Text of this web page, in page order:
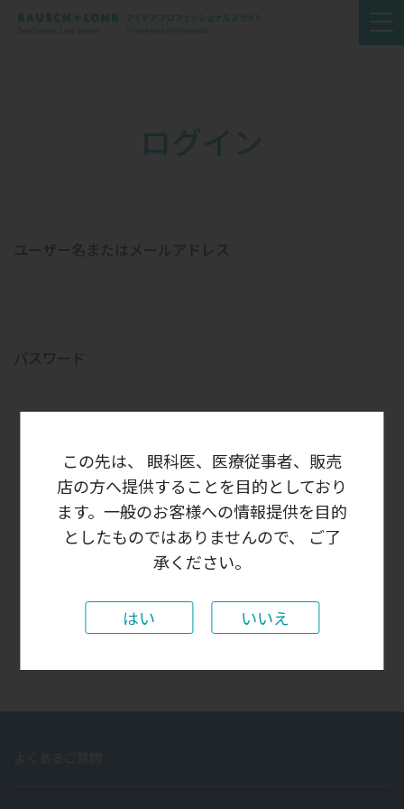
ログイン
ログイン状態を保存する
パスワードをお忘れの場合
はじめての方はこちら新規ユーザー登録
この先は、 眼科医、医療従事者、販売
店の方へ提供することを目的としており
ます。一般のお客様への情報提供を目的
としたものではありませんので、 ご了
承ください。
はい いいえ